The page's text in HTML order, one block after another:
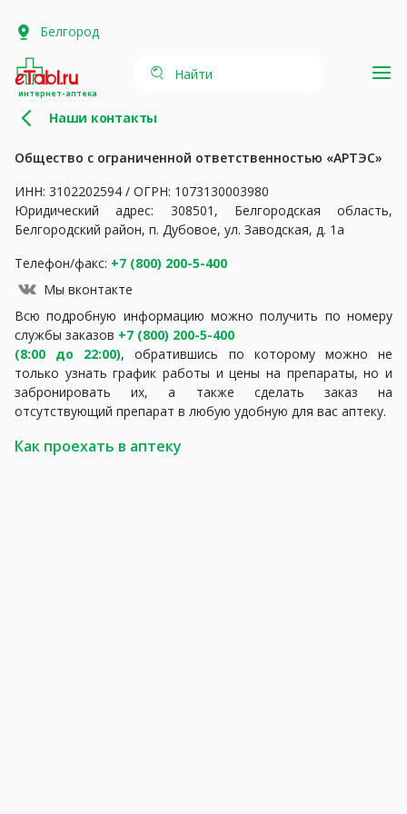
Белгород
интернет-аптека
Найти
Наши контакты
Общество с ограниченной ответственностью «АРТЭС»
ИНН: 3102202594 / ОГРН: 1073130003980
Юридический адрес: 308501, Белгородская область,
Белгородский район, п. Дубовое, ул. Заводская, д. 1а
Телефон/факс: +7 (800) 200-5-400
Мы вконтакте
Всю подробную информацию можно получить по номеру
службы заказов +7 (800) 200-5-400
(8:00 до 22:00), обратившись по которому можно не
только узнать график работы и цены на препараты, но и
забронировать их, а также сделать заказ на
отсутствующий препарат в любую удобную для вас аптеку.
Как проехать в аптеку